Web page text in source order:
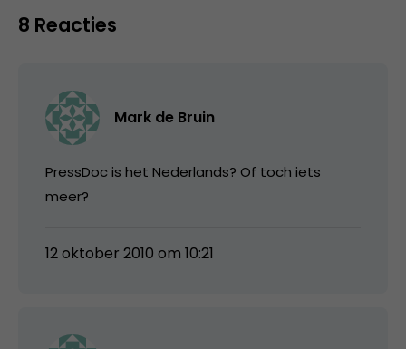
8 Reacties
Mark de Bruin
PressDoc is het Nederlands? Of toch iets
meer?
12 oktober 2010 om 10:21